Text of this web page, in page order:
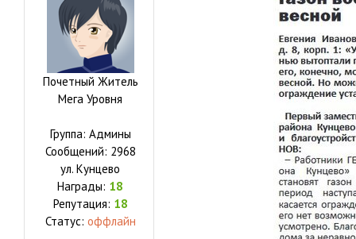
Почетный Житель
Мега Уровня
Группа: Админы
Сообщений: 2968
ул. Кунцево
Награды: 18
Репутация: 18
Статус: оффлайн